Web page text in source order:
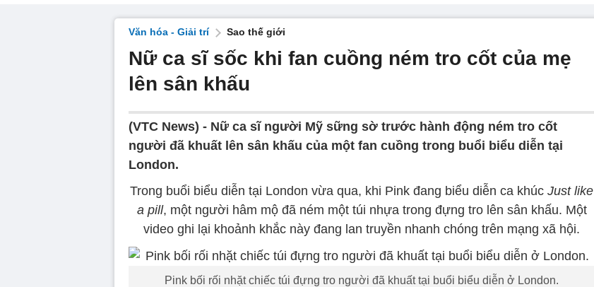
Văn hóa - Giải trí Sao thế giới
Nữ ca sĩ sốc khi fan cuồng ném tro cốt của mẹ
lên sân khấu
(VTC News) - Nữ ca sĩ người Mỹ sững sờ trước hành động ném tro cốt
người đã khuất lên sân khấu của một fan cuồng trong buổi biểu diễn tại
London.
Trong buổi biểu diễn tại London vừa qua, khi Pink đang biểu diễn ca khúc Just like
a pill, một người hâm mộ đã ném một túi nhựa trong đựng tro lên sân khấu. Một
video ghi lại khoảnh khắc này đang lan truyền nhanh chóng trên mạng xã hội.
Pink bối rối nhặt chiếc túi đựng tro người đã khuất tại buổi biểu diễn ở London.